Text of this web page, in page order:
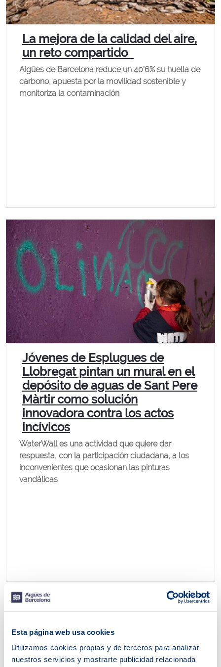
Esta página web usa cookies
Utilizamos cookies propias y de terceros para analizar
nuestros servicios y mostrarte publicidad relacionada
La mejora de la calidad del aire,
un reto compartido
Aigües de Barcelona reduce un 40’6% su huella de
carbono, apuesta por la movilidad sostenible y
monitoriza la contaminación
Jóvenes de Esplugues de
Llobregat pintan un mural en el
depósito de aguas de Sant Pere
Màrtir como solución
innovadora contra los actos
incívicos
WaterWall es una actividad que quiere dar
respuesta, con la participación ciudadana, a los
inconvenientes que ocasionan las pinturas
vandálicas